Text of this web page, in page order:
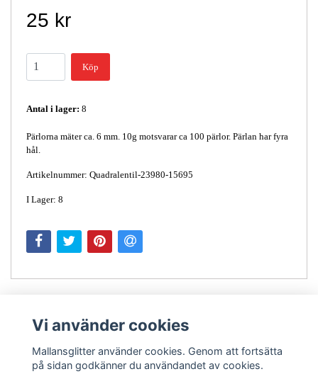
25 kr
Köp
Antal i lager: 8
Pärlorna mäter ca. 6 mm. 10g motsvarar ca 100 pärlor. Pärlan har fyra
hål.
Artikelnummer: Quadralentil-23980-15695
I Lager: 8
Vi använder cookies
Mallansglitter använder cookies. Genom att fortsätta
på sidan godkänner du användandet av cookies.